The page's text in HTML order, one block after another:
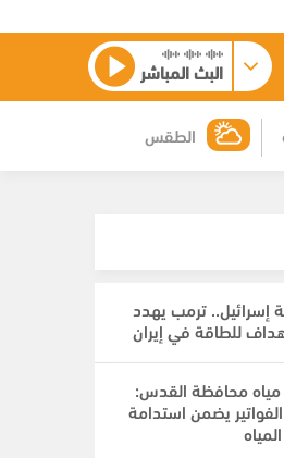
البث المباشر
الطقس
إسرائيل.. ترمب يهدد
للطاقة في إيران
محافظة القدس:
يضمن استدامة